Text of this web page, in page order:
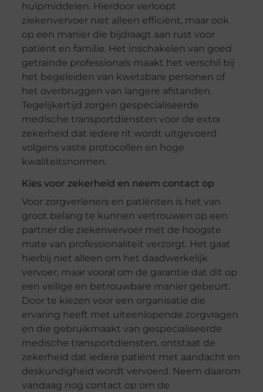
hulpmiddelen. Hierdoor verloopt
ziekenvervoer niet alleen efficiënt, maar ook
op een manier die bijdraagt aan rust voor
patiënt en familie. Het inschakelen van goed
getrainde professionals maakt het verschil bij
het begeleiden van kwetsbare personen of
het overbruggen van langere afstanden.
Tegelijkertijd zorgen gespecialiseerde
medische transportdiensten voor de extra
zekerheid dat iedere rit wordt uitgevoerd
volgens vaste protocollen en hoge
kwaliteitsnormen.
Kies voor zekerheid en neem contact op
Voor zorgverleners en patiënten is het van
groot belang te kunnen vertrouwen op een
partner die ziekenvervoer met de hoogste
mate van professionaliteit verzorgt. Het gaat
hierbij niet alleen om het daadwerkelijk
vervoer, maar vooral om de garantie dat dit op
een veilige en betrouwbare manier gebeurt.
Door te kiezen voor een organisatie die
ervaring heeft met uiteenlopende zorgvragen
en die gebruikmaakt van gespecialiseerde
medische transportdiensten, ontstaat de
zekerheid dat iedere patiënt met aandacht en
deskundigheid wordt vervoerd. Neem daarom
vandaag nog contact op om de